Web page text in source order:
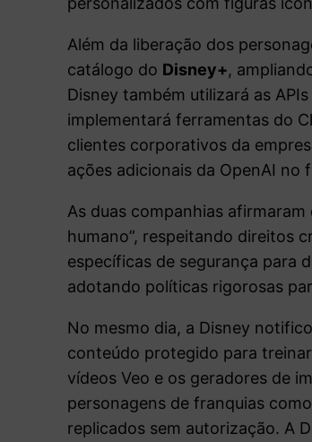
Além da liberação dos
catálogo do Disney+,
Disney também utilizará as
implementará ferramentas do
clientes corporativos da
ações adicionais da OpenAI no
As duas companhias
humano”, respeitando direitos
específicas de segurança para
adotando políticas rigorosas
No mesmo dia, a Disney
conteúdo protegido para
vídeos Veo e os geradores de
personagens de franquias como
replicados sem autorização. A